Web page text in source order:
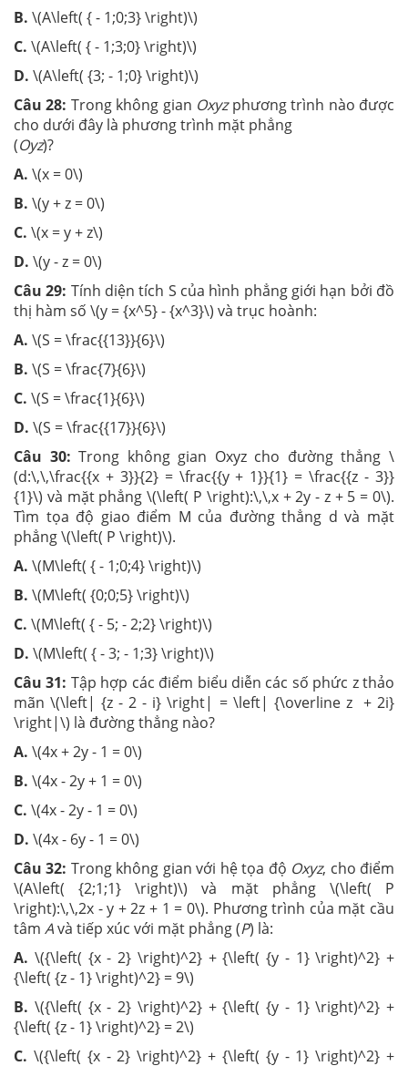
B. \(A\left( { - 1;0;3} \right)\)
C. \(A\left( { - 1;3;0} \right)\)
D. \(A\left( {3; - 1;0} \right)\)
Câu 28: Trong không gian Oxyzphương trình nào được
cho dưới đây là phương trình mặt phẳng
(Oyz)?
A. \(x = 0\)
B. \(y + z = 0\)
C. \(x = y + z\)
D. \(y - z = 0\)
Câu 29: Tính diện tích S của hình phẳng giới hạn bởi đồ
thị hàm số \(y = {x^5} - {x^3}\) và trục hoành:
A. \(S = \frac{{13}}{6}\)
B. \(S = \frac{7}{6}\)
C. \(S = \frac{1}{6}\)
D. \(S = \frac{{17}}{6}\)
Câu 30:Trong không gian Oxyz cho đường thẳng \
(d:\,\,\frac{{x + 3}}{2} = \frac{{y + 1}}{1} = \frac{{z - 3}}
{1}\) và mặt phẳng \(\left( P \right):\,\,x + 2y - z + 5 = 0\).
Tìm tọa độ giao điểm M của đường thẳng d và mặt
phẳng \(\left( P \right)\).
A. \(M\left( { - 1;0;4} \right)\)
B. \(M\left( {0;0;5} \right)\)
C. \(M\left( { - 5; - 2;2} \right)\)
D. \(M\left( { - 3; - 1;3} \right)\)
Câu 31: Tập hợp các điểm biểu diễn các số phức z thảo
mãn \(\left| {z - 2 - i} \right| = \left| {\overline z + 2i}
\right|\) là đường thẳng nào?
A. \(4x + 2y - 1 = 0\)
B. \(4x - 2y + 1 = 0\)
C. \(4x - 2y - 1 = 0\)
D. \(4x - 6y - 1 = 0\)
Câu 32: Trong không gian với hệ tọa độ Oxyz, cho điểm
\(A\left( {2;1;1} \right)\) và mặt phẳng \(\left( P
\right):\,\,2x - y + 2z + 1 = 0\). Phương trình của mặt cầu
tâm Avà tiếp xúc với mặt phẳng (P) là:
A. \({\left( {x - 2} \right)^2} + {\left( {y - 1} \right)^2} +
{\left( {z - 1} \right)^2} = 9\)
B. \({\left( {x - 2} \right)^2} + {\left( {y - 1} \right)^2} +
{\left( {z - 1} \right)^2} = 2\)
C. \({\left( {x - 2} \right)^2} + {\left( {y - 1} \right)^2} +